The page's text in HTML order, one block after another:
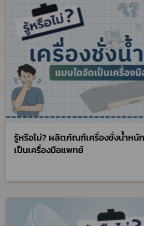
รู้หรือไม่? ผลิตภัณฑ์เครื่องชั่งน้ำหนั
เป็นเครื่องมือแพทย์